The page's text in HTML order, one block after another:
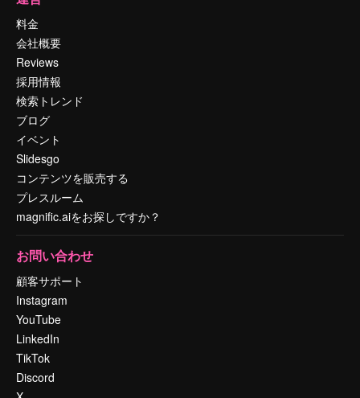
料金
会社概要
Reviews
採用情報
検索トレンド
ブログ
イベント
Slidesgo
コンテンツを販売する
プレスルーム
magnific.aiをお探しですか？
お問い合わせ
顧客サポート
Instagram
YouTube
LinkedIn
TikTok
Discord